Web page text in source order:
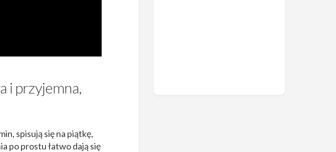
i przyjemna,
spisują się na piątkę,
po prostu łatwo dają się